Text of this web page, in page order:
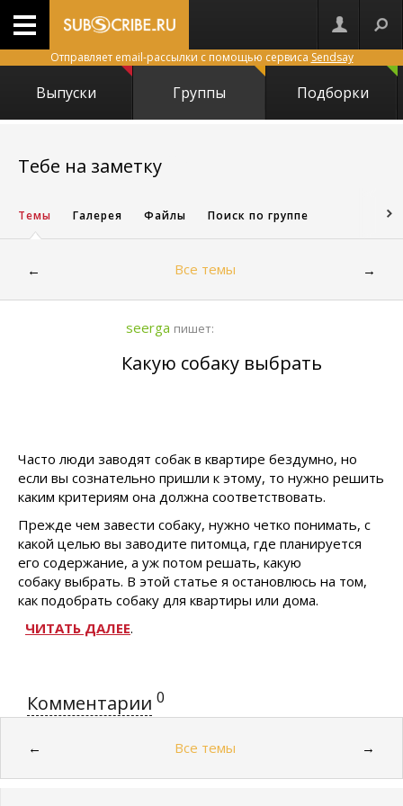
Отправляет email-рассылки с помощью сервиса Sendsay
Выпуски Группы Подборки
Тебе на заметку
Темы Галерея Файлы Поиск по группе
← Все темы →
seerga пишет:
Какую собаку выбрать
Часто люди заводят собак в квартире бездумно, но
если вы сознательно пришли к этому, то нужно решить
каким критериям она должна соответствовать.
Прежде чем завести собаку, нужно четко понимать, с
какой целью вы заводите питомца, где планируется
его содержание, а уж потом решать, какую
собаку выбрать. В этой статье я остановлюсь на том,
как подобрать собаку для квартиры или дома.
ЧИТАТЬ ДАЛЕЕ.
Комментарии 0
← Все темы →